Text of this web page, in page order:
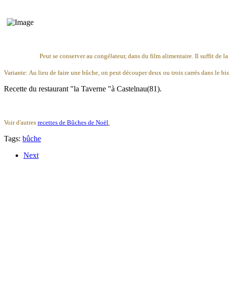
Peut se conserver au congélateur, dans du film alimentaire. Il suffit de
Variante: Au lieu de faire une bûche, on peut découper deux ou trois carrés dans le
Recette du restaurant "la Taverne "à Castelnau(81).
Voir d'autres recettes de Bûches de Noël.
Tags: bûche
Next